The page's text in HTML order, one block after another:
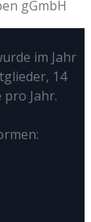
gGmbH
im Jahr
14
Jahr.